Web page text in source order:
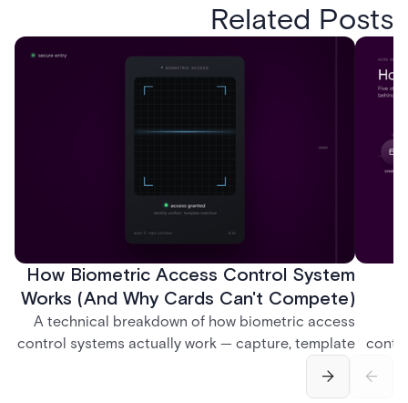
Related Posts
and
How Biometric Access Control System
Works (And Why Cards Can't Compete)
A technical breakdown of how biometric access
control systems actually work — capture, template
fingerprint, facial, iris, and palm vein technologies,